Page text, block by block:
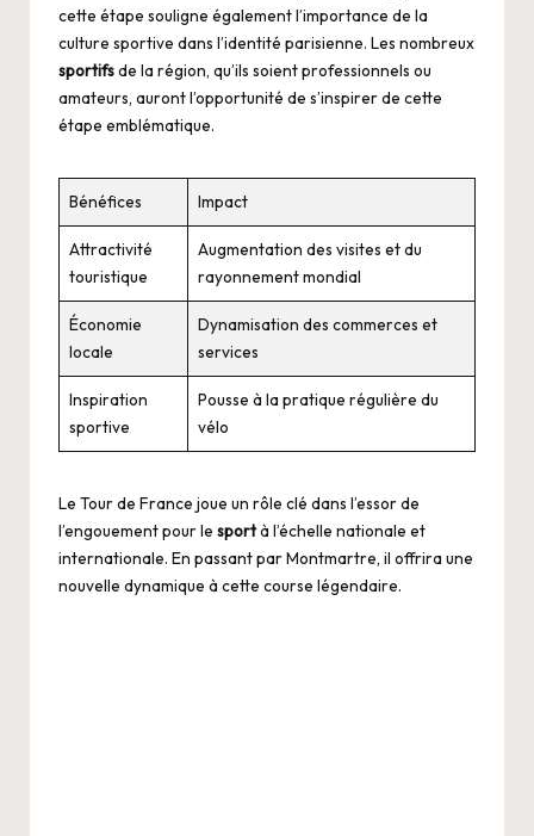
cette étape souligne également l’importance de la
culture sportive dans l’identité parisienne. Les nombreux
sportifsde la région, qu’ils soient professionnels ou
amateurs, auront l’opportunité de s’inspirer de cette
étape emblématique.
Bénéfices Impact
Attractivité
touristique
Augmentation des visites et du
rayonnement mondial
Économie
locale
Dynamisation des commerces et
services
Inspiration
sportive
Pousse à la pratique régulière du
vélo
Le Tour de France joue un rôle clé dans l’essor de
l’engouement pour le sportà l’échelle nationale et
internationale. En passant par Montmartre, il offrira une
nouvelle dynamique à cette course légendaire.